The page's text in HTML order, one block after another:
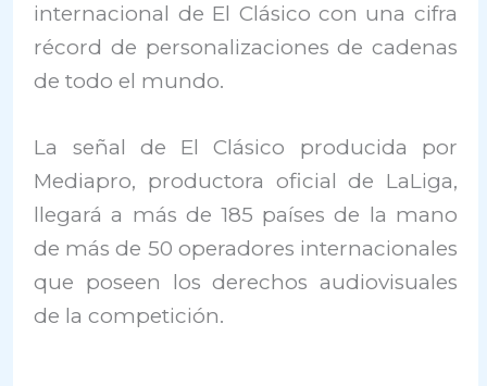
internacional de El Clásico con una cifra
récord de personalizaciones de cadenas
de todo el mundo.
La señal de El Clásico producida por
Mediapro, productora oficial de LaLiga,
llegará a más de 185 países de la mano
de más de 50 operadores internacionales
que poseen los derechos audiovisuales
de la competición.